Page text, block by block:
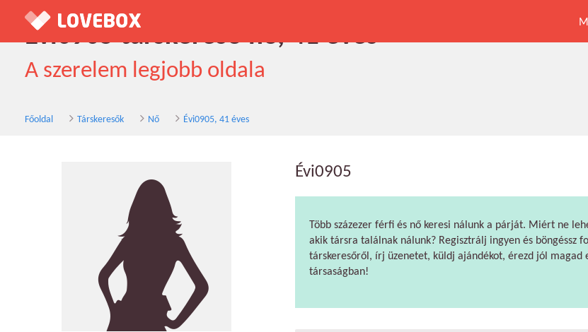
Évi0905 társkereső nő, 41 éves
A szerelem legjobb oldala
Főoldal Társkeresők Nő Évi0905, 41 éves
Évi0905
Több százezer férfi és nő keresi nálunk a párját. Miért ne
akik társra találnak nálunk? Regisztrálj ingyen és böngéssz
társkeresőről, írj üzenetet, küldj ajándékot, érezd jól magad
társaságban!